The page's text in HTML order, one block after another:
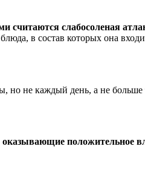
слабосоленая
в состав которых она
но не каждый день, а не больше
положительное